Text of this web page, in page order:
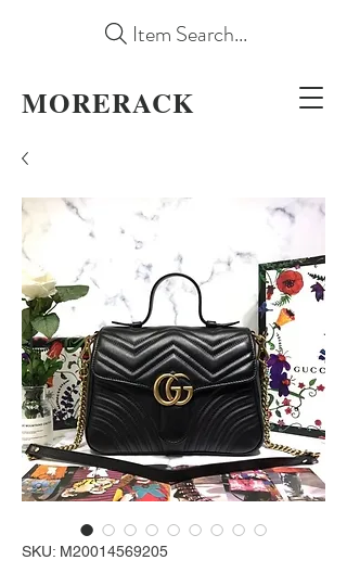
MORERACK
Item Search...
SKU: M20014569205